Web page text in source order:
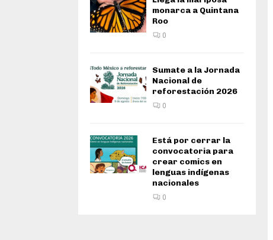
monarca a Quintana
Roo
0
Sumate a la Jornada
Nacional de
reforestación 2026
0
Está por cerrar la
convocatoria para
crear comics en
lenguas indígenas
nacionales
0